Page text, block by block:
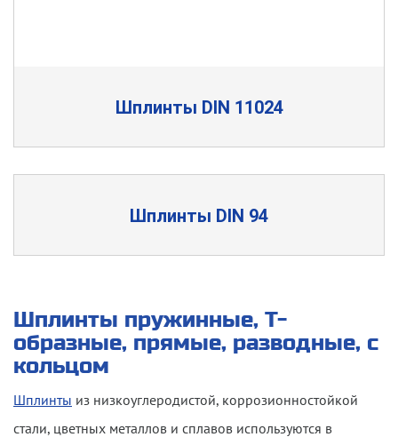
Шплинты DIN 11024
Шплинты DIN 94
Шплинты пружинные, Т-
образные, прямые, разводные, с
кольцом
Шплинты из низкоуглеродистой, коррозионностойкой
стали, цветных металлов и сплавов используются в